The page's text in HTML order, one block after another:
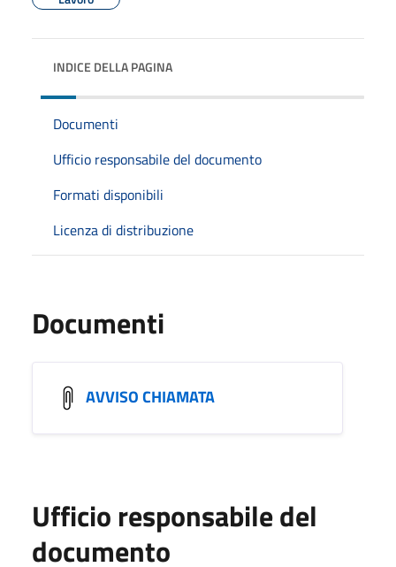
INDICE DELLA PAGINA
Documenti
Ufficio responsabile del documento
Formati disponibili
Licenza di distribuzione
Documenti
AVVISO CHIAMATA
Ufficio responsabile del
documento